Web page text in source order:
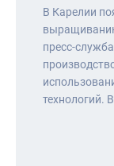
В Карелии
пресс-
технологий.